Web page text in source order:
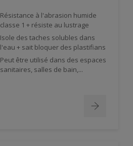
Résistance à l'abrasion humide
classe 1 + résiste au lustrage
Isole des taches solubles dans
l'eau + sait bloquer des plastifians
Peut être utilisé dans des espaces
sanitaires, salles de bain,...